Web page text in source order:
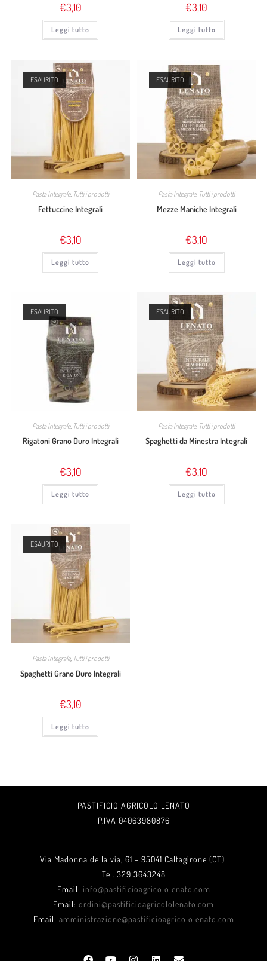
€3,10
Leggi tutto
€3,10
Leggi tutto
ESAURITO
Pasta Integrale, Tutti i prodotti
Fettuccine Integrali
€3,10
Leggi tutto
ESAURITO
Pasta Integrale, Tutti i prodotti
Mezze Maniche Integrali
€3,10
Leggi tutto
ESAURITO
Pasta Integrale, Tutti i prodotti
Rigatoni Grano Duro Integrali
€3,10
Leggi tutto
ESAURITO
Pasta Integrale, Tutti i prodotti
Spaghetti da Minestra Integrali
€3,10
Leggi tutto
ESAURITO
Pasta Integrale, Tutti i prodotti
Spaghetti Grano Duro Integrali
€3,10
Leggi tutto
PASTIFICIO AGRICOLO LENATO
P.IVA 04063980876
Via Madonna della via, 61 – 95041 Caltagirone (CT)
Tel. 329 3643248
Email: info@pastificioagricololenato.com
Email: ordini@pastificioagricololenato.com
Email: amministrazione@pastificioagricololenato.com